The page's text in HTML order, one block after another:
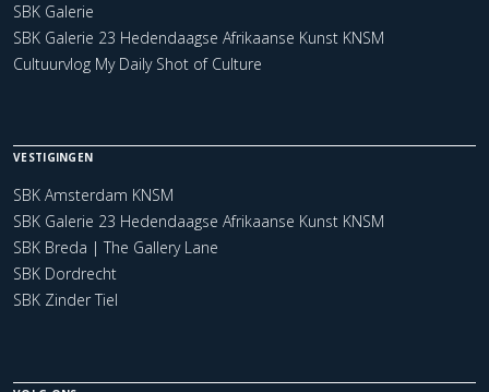
SBK Galerie
SBK Galerie 23 Hedendaagse Afrikaanse Kunst KNSM
Cultuurvlog My Daily Shot of Culture
VESTIGINGEN
SBK Amsterdam KNSM
SBK Galerie 23 Hedendaagse Afrikaanse Kunst KNSM
SBK Breda | The Gallery Lane
SBK Dordrecht
SBK Zinder Tiel